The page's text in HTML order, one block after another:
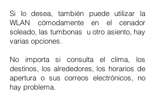
Si lo desea, también puede utilizar la
WLAN cómodamente en el cenador
soleado, las tumbonas u otro asiento, hay
varias opciones.
No importa si consulta el clima, los
destinos, los alrededores, los horarios de
apertura o sus correos electrónicos, no
hay problema.